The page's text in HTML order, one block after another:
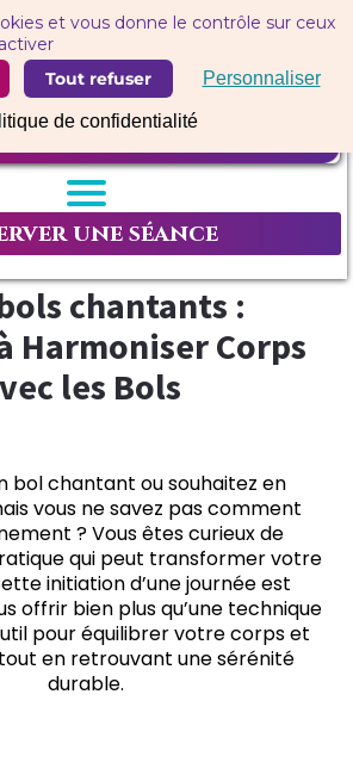
et vous donne le contrôle sur ceux
Tout refuser Personnaliser
de confidentialité
une séance
chantants :
Harmoniser Corps
les Bols
bol chantant ou souhaitez en
vous ne savez pas comment
? Vous êtes curieux de
qui peut transformer votre
initiation d’une journée est
offrir bien plus qu’une technique
pour équilibrer votre corps et
en retrouvant une sérénité
durable.